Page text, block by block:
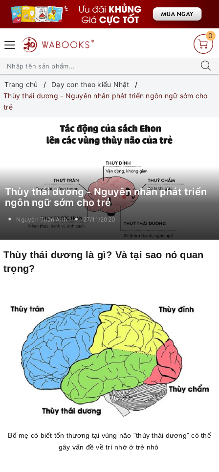
0
Trang chủ
Dạy con theo kiểu Nhật
Thùy thái dương - Nguyên nhân phát triển ngôn ngữ sớm cho
trẻ
Thùy thái dương - Nguyên nhân phát triển
ngôn ngữ sớm cho trẻ
Nguyễn Tuấn Anh 27/11/2020
Thùy thái dương là gì? Và tại sao nó quan
trọng?
Bố mẹ có biết tổn thương tại vùng não "thùy thái dương" có thể
gây vấn đề về trí nhớ ở trẻ nhỏ